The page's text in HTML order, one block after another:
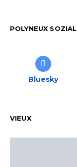
POLYNEUX SOZIAL
Bluesky
VIEUX